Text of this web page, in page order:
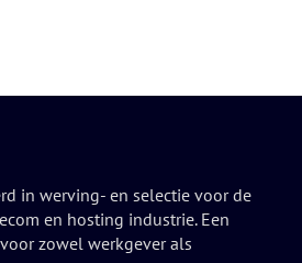
in werving- en selectie voor de
en hosting industrie. Een
zowel werkgever als